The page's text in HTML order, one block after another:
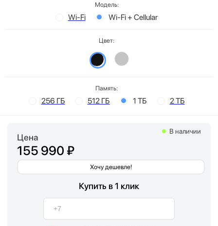
Модель:
Wi-Fi Wi-Fi + Cellular
Цвет:
Память:
256 ГБ 512 ГБ 1 ТБ 2 ТБ
Цена
155 990 ₽
Хочу дешевле!
В наличии
Купить в 1 клик